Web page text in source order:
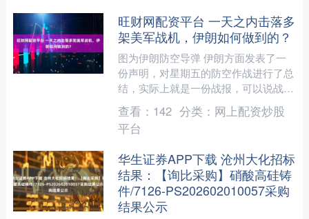
旺财网配资平台 一天之内击落多
架美军战机，伊朗如何做到的？
图为伊朗防空导弹 伊朗方面发表了一
份声明，对星期五的防空作战进行了总
结，实际上就是一份战报，可以说战果
相当耀眼。在声明中，伊朗说，伊朗伊
斯兰革命卫队航空航天部队....
查看： 142 分类： 网上配资炒股
平台
华生证券APP下载 沧州大化招标
结果：【询比采购】硝酸高硅铸
件/7126-PS202602010057采购
结果公示